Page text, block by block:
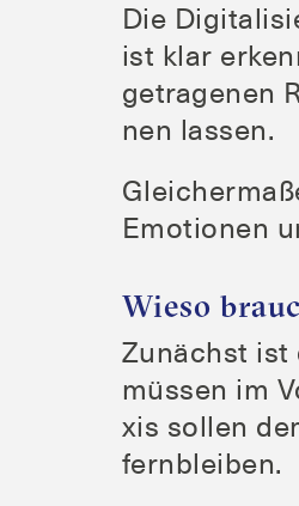
Die
ist klar
getra­ge­nen
nen lassen.
Emo­tio­nen
Wieso
Zunächst ist
müs­sen im
xis sol­len
fernbleiben.